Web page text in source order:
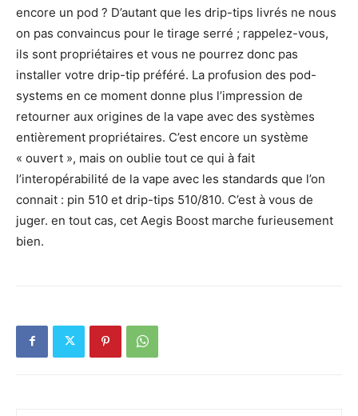
encore un pod ? D’autant que les drip-tips livrés ne nous
on pas convaincus pour le tirage serré ; rappelez-vous,
ils sont propriétaires et vous ne pourrez donc pas
installer votre drip-tip préféré. La profusion des pod-
systems en ce moment donne plus l’impression de
retourner aux origines de la vape avec des systèmes
entièrement propriétaires. C’est encore un système
« ouvert », mais on oublie tout ce qui à fait
l’interopérabilité de la vape avec les standards que l’on
connait : pin 510 et drip-tips 510/810. C’est à vous de
juger. en tout cas, cet Aegis Boost marche furieusement
bien.